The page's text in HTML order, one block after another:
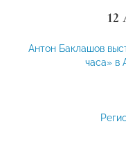
12
Антон Баклашов
часа» в